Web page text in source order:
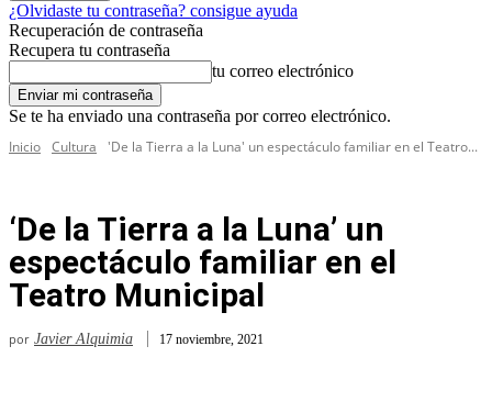
¿Olvidaste tu contraseña? consigue ayuda
Recuperación de contraseña
Recupera tu contraseña
tu correo electrónico
Se te ha enviado una contraseña por correo electrónico.
Inicio Cultura 'De la Tierra a la Luna' un espectáculo familiar en el Teatro...
‘De la Tierra a la Luna’ un
espectáculo familiar en el
Teatro Municipal
por Javier Alquimia 17 noviembre, 2021